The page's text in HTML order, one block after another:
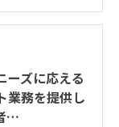
ーズに応える
業務を提供し
…